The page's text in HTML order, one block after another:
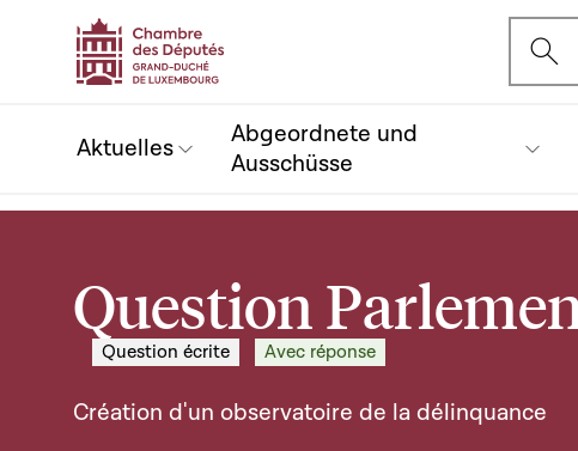
Aktuelles
Abgeordnete und
Ausschüsse
Question
Question écrite Avec réponse
Création d'un observatoire de la délinquance